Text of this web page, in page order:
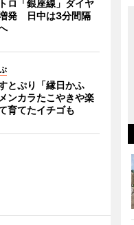
ロ「銀座線」ダイヤ
発 日中は3分間隔
とぷり「縁日かふ
ンカラたこやきや楽
育てたイチゴも